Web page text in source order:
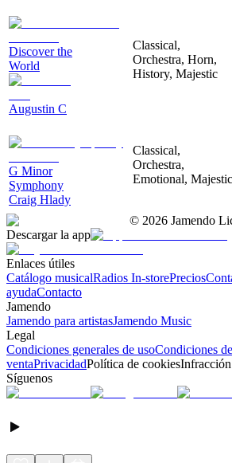
Discover the
World
Augustin C
Classical,
Orchestra, Horn,
History, Majestic
G Minor
Symphony
Craig Hlady
Classical,
Orchestra,
Emotional, Majestic
© 2026 Jamendo
Descargar la app
Enlaces útiles
Catálogo musicalRadios In-storePrecios
ayudaContacto
Jamendo
Jamendo para artistasJamendo Music
Legal
Condiciones generales de usoCondiciones de
ventaPrivacidadPolítica de cookies
Síguenos